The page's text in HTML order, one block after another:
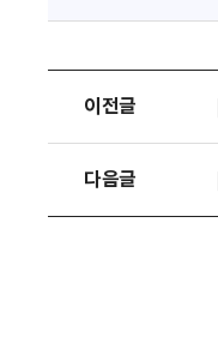
이전글
다음글